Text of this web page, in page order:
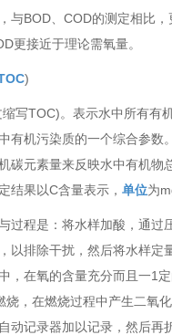
与BOD、COD的测定相比
更接近于理论需氧量。
)
写TOC)。表示水中所有有
有机污染质的一个综合参数
碳元素量来反映水中有机物
结果以C含量表示，单位为
过程是：将水样加酸，通过
以排除干扰，然后将水样定
，在氧的含量充分而且一1
，在燃烧过程中产生二氧
动记录器加以记录，然后再